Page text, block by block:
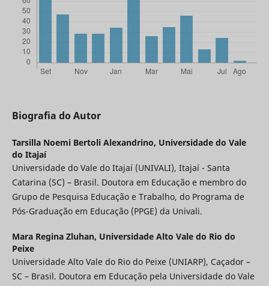
Biografia do Autor
Tarsilla Noemi Bertoli Alexandrino, Universidade do Vale
do Itajaí
Universidade do Vale do Itajaí (UNIVALI), Itajaí - Santa
Catarina (SC) – Brasil. Doutora em Educação e membro do
Grupo de Pesquisa Educação e Trabalho, do Programa de
Pós-Graduação em Educação (PPGE) da Univali.
Mara Regina Zluhan, Universidade Alto Vale do Rio do
Peixe
Universidade Alto Vale do Rio do Peixe (UNIARP), Caçador –
SC – Brasil. Doutora em Educação pela Universidade do Vale